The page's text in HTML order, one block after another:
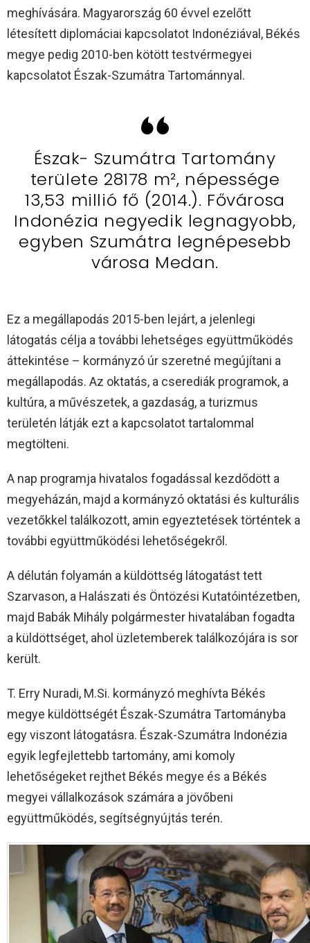
meghívására. Magyarország 60 évvel ezelőtt
létesített diplomáciai kapcsolatot Indonéziával, Békés
megye pedig 2010-ben kötött testvérmegyei
kapcsolatot Észak-Szumátra Tartománnyal.
Észak- Szumátra Tartomány
területe 28178 m², népessége
13,53 millió fő (2014.). Fővárosa
Indonézia negyedik legnagyobb,
egyben Szumátra legnépesebb
városa Medan.
Ez a megállapodás 2015-ben lejárt, a jelenlegi
látogatás célja a további lehetséges együttműködés
áttekintése – kormányzó úr szeretné megújítani a
megállapodás. Az oktatás, a cserediák programok, a
kultúra, a művészetek, a gazdaság, a turizmus
területén látják ezt a kapcsolatot tartalommal
megtölteni.
A nap programja hivatalos fogadással kezdődött a
megyeházán, majd a kormányzó oktatási és kulturális
vezetőkkel találkozott, amin egyeztetések történtek a
további együttműködési lehetőségekről.
A délután folyamán a küldöttség látogatást tett
Szarvason, a Halászati és Öntözési Kutatóintézetben,
majd Babák Mihály polgármester hivatalában fogadta
a küldöttséget, ahol üzletemberek találkozójára is sor
került.
T. Erry Nuradi, M.Si. kormányzó meghívta Békés
megye küldöttségét Észak-Szumátra Tartományba
egy viszont látogatásra. Észak-Szumátra Indonézia
egyik legfejlettebb tartomány, ami komoly
lehetőségeket rejthet Békés megye és a Békés
megyei vállalkozások számára a jövőbeni
együttműködés, segítségnyújtás terén.